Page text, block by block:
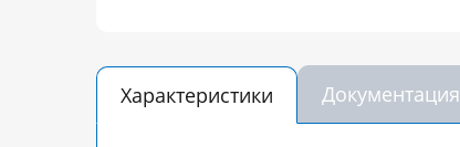
Характеристики Документация